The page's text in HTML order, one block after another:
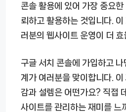
콘솔 활용에 있어 가장 중요
뢰하고 활용하는 것입니다.
러분의 웹사이트 운영이 더
구글 서치 콘솔에 가입하고
계가 여러분을 맞이합니다.
감과 설렘은 어떤가요? 직접
사이트를 관리하는 재미를 느